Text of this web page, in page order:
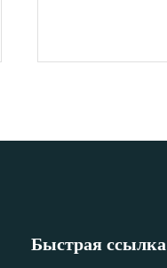
Быстрая ссылка